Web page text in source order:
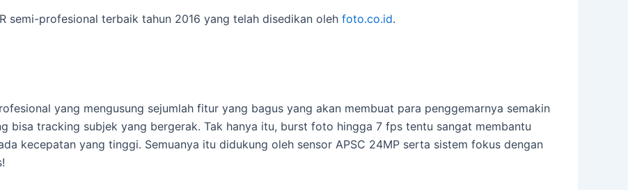
semi-profesional terbaik tahun 2016 yang telah disedikan oleh foto.co.id.
yang mengusung sejumlah fitur yang bagus yang akan membuat para penggemarnya semakin
bisa tracking subjek yang bergerak. Tak hanya itu, burst foto hingga 7 fps tentu sangat membantu
kecepatan yang tinggi. Semuanya itu didukung oleh sensor APSC 24MP serta sistem fokus dengan